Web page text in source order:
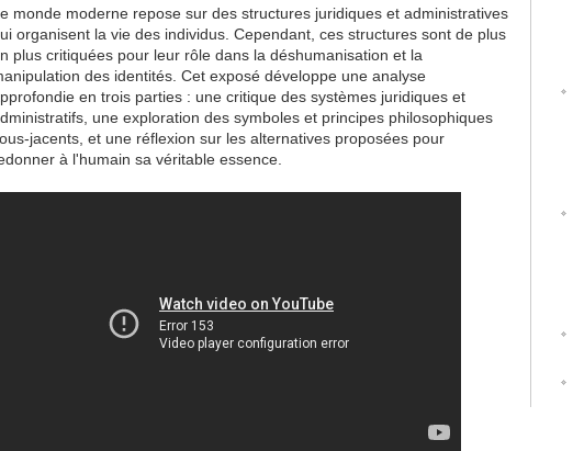
monde moderne repose sur des structures juridiques et administratives
organisent la vie des individus. Cependant, ces structures sont de plus
plus critiquées pour leur rôle dans la déshumanisation et la
des identités. Cet exposé développe une analyse
en trois parties : une critique des systèmes juridiques et
une exploration des symboles et principes philosophiques
jacents, et une réflexion sur les alternatives proposées pour
à l'humain sa véritable essence.